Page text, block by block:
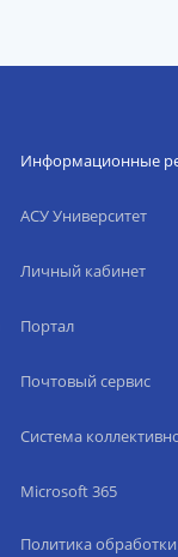
Информационные
АСУ Университет
Личный кабинет
Портал
Почтовый сервис
Система
Microsoft 365
Политика обработки